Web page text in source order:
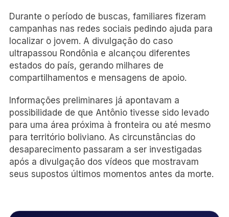
Durante o período de buscas, familiares fizeram
campanhas nas redes sociais pedindo ajuda para
localizar o jovem. A divulgação do caso
ultrapassou Rondônia e alcançou diferentes
estados do país, gerando milhares de
compartilhamentos e mensagens de apoio.
Informações preliminares já apontavam a
possibilidade de que Antônio tivesse sido levado
para uma área próxima à fronteira ou até mesmo
para território boliviano. As circunstâncias do
desaparecimento passaram a ser investigadas
após a divulgação dos vídeos que mostravam
seus supostos últimos momentos antes da morte.